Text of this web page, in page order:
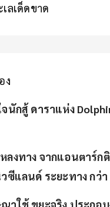
ลเด็ดขาด
ง
นักสู้ ดาราแห่ง
ลงทาง จากแอนตาร์ก
ซีแลนด์ ระยะทาง กว่า
าใช้ ขยะจริง ประกอ